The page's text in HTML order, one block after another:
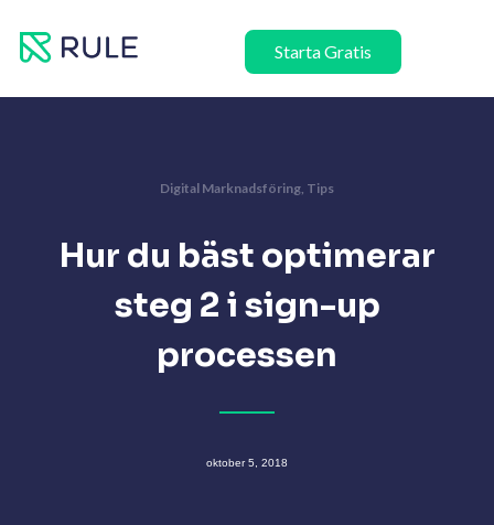
Starta Gratis
Digital Marknadsföring Tips
Hur du bäst optimerar
steg 2 i sign-up
processen
oktober 5, 2018